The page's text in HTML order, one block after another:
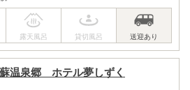
温泉郷 ホテル夢しずく